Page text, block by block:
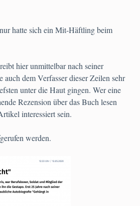
hatte sich ein Mit-Häftling beim
hier unmittelbar nach seiner
dem Verfasser dieser Zeilen sehr
unter die Haut gingen. Wer eine
Rezension über das Buch lesen
interessiert sein.
werden.